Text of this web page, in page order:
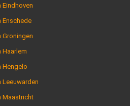
Enschede
Hengelo
Maastricht